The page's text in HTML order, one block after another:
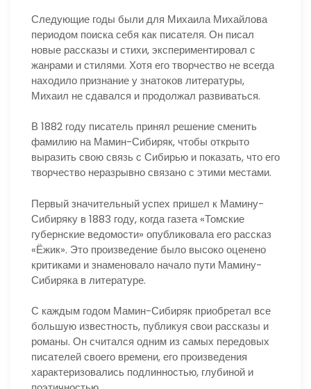
Следующие годы были для Михаила Михайлова
периодом поиска себя как писателя. Он писал
новые рассказы и стихи, экспериментировал с
жанрами и стилями. Хотя его творчество не всегда
находило признание у знатоков литературы,
Михаил не сдавался и продолжал развиваться.
В 1882 году писатель принял решение сменить
фамилию на Мамин-Сибиряк, чтобы открыто
выразить свою связь с Сибирью и показать, что его
творчество неразрывно связано с этими местами.
Первый значительный успех пришел к Мамину-
Сибиряку в 1883 году, когда газета «Томские
губернские ведомости» опубликовала его рассказ
«Ёжик». Это произведение было высоко оценено
критиками и знаменовало начало пути Мамину-
Сибиряка в литературе.
С каждым годом Мамин-Сибиряк приобретал все
большую известность, публикуя свои рассказы и
романы. Он считался одним из самых передовых
писателей своего времени, его произведения
характеризовались подлинностью, глубиной и